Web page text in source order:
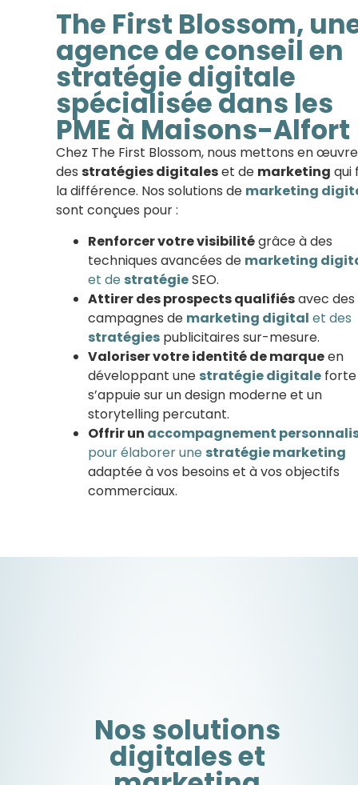
The First Blossom,
agence de conseil en
stratégie digitale
spécialisée dans les
PME à Maisons-Alfort
Chez The First Blossom, nous mettons en œuvre
des stratégies digitaleset de marketing qui
la différence. Nos solutions de marketing
sont conçues pour :
Renforcer votre visibilitégrâce à des
techniques avancées de marketing
et de stratégieSEO.
Attirer des prospects qualifiésavec des
campagnes de marketing digital et des
stratégies publicitaires sur-mesure.
Valoriser votre identité de marqueen
développant une stratégie digitale forte
s’appuie sur un design moderne et un
storytelling percutant.
Offrir un accompagnement
pour élaborer une stratégie marketing
adaptée à vos besoins et à vos objectifs
commerciaux.
Nos solutions
digitales et